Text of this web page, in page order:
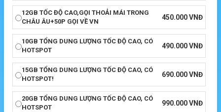
12GB TỐC ĐỘ CAO,GỌI THOẢI MÁI TRONG
CHÂU ÂU+50P GỌI VỀ VN
450.000VNĐ
10GB TỔNG DUNG LƯỢNG TỐC ĐỘ CAO, CÓ
HOTSPOT
490.000VNĐ
15GB TỔNG DUNG LƯỢNG TỐC ĐỘ CAO, CÓ
HOTSPOT!
690.000VNĐ
20GB TỔNG DUNG LƯỢNG TỐC ĐỘ CAO, CÓ
HOTSPOT
990.000VNĐ